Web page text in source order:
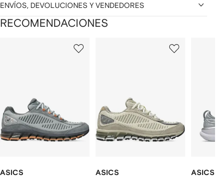
ENVÍOS, DEVOLUCIONES Y VENDEDORES
RECOMENDACIONES
ASICS ASICS ASICS